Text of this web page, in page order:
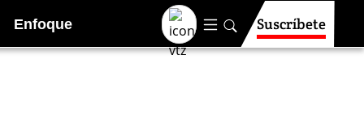
Enfoque Suscríbete